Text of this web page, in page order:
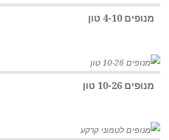
מנופים 4-10 טון
מנופים 10-26 טון